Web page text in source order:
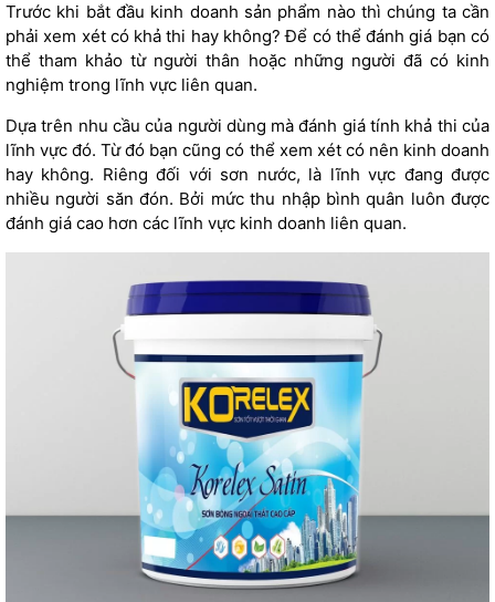
Trước khi bắt đầu kinh doanh sản phẩm nào thì chúng ta cần
phải xem xét có khả thi hay không? Để có thể đánh giá bạn có
thể tham khảo từ người thân hoặc những người đã có kinh
nghiệm trong lĩnh vực liên quan.
Dựa trên nhu cầu của người dùng mà đánh giá tính khả thi của
lĩnh vực đó. Từ đó bạn cũng có thể xem xét có nên kinh doanh
hay không. Riêng đối với sơn nước, là lĩnh vực đang được
nhiều người săn đón. Bởi mức thu nhập bình quân luôn được
đánh giá cao hơn các lĩnh vực kinh doanh liên quan.